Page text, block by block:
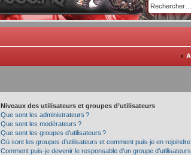
Niveaux des utilisateurs et groupes d’utilisateurs
Que sont les administrateurs ?
Que sont les modérateurs ?
Que sont les groupes d’utilisateurs ?
Où sont les groupes d’utilisateurs et comment puis-je en
Comment puis-je devenir le responsable d’un groupe